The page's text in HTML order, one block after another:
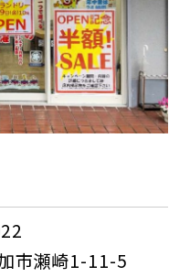
ーナー募集中
市瀬崎1-11-5